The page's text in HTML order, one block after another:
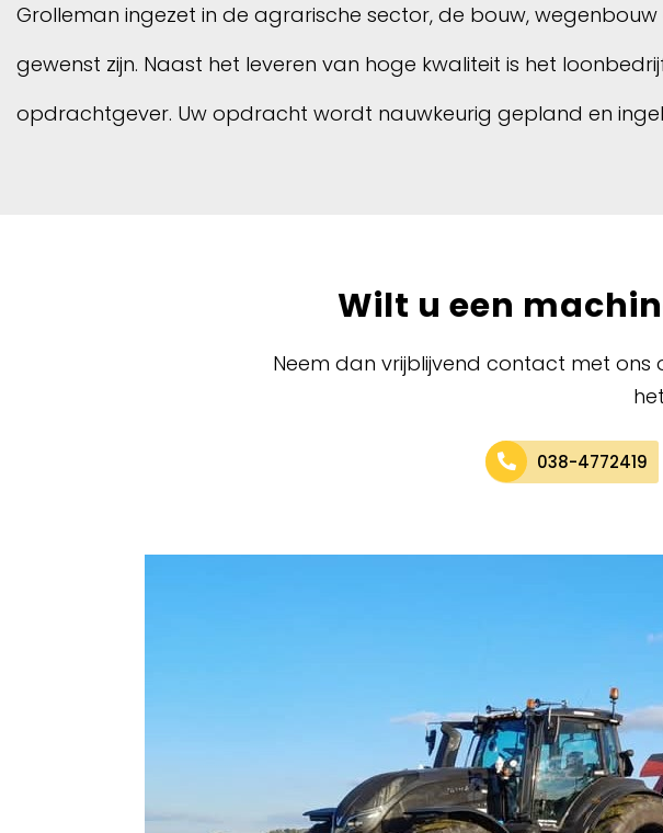
Grolleman ingezet in de agrarische sector, de bouw,
gewenst zijn. Naast het leveren van hoge kwaliteit is het
opdrachtgever. Uw opdracht wordt nauwkeurig gepland en
Wilt u een
Neem dan vrijblijvend contact met
038-4772419